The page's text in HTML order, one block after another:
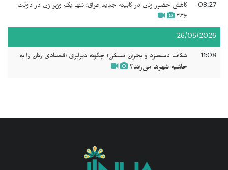
08:27
کاهش حضور زنان در کابینه جدید عراق؛ تنها یک وزیر زن در دولت
۲۰۲۶
26/05/2026
11:08
شکاف دستمزد و بحران مسکن؛ چگونه نابرابری اقتصادی زنان را به
حاشیه شهرها می‌راند؟